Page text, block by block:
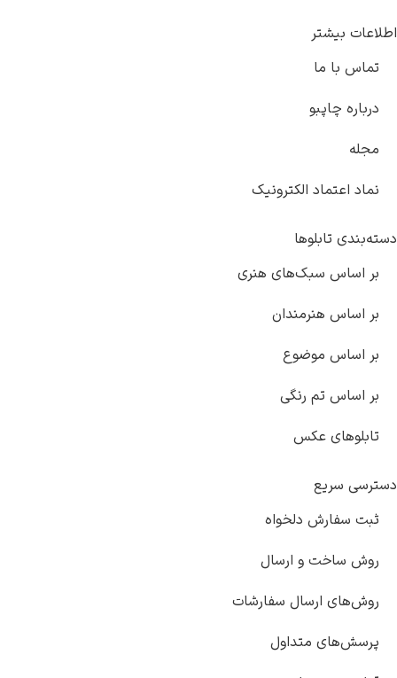
بیشتر
تماس با ما
درباره چاپبو
مجله
نماد اعتماد الکترونیک
تابلوها
بر اساس سبک‌های هنری
بر اساس هنرمندان
بر اساس موضوع
بر اساس تم رنگی
تابلوهای عکس
سریع
ثبت سفارش دلخواه
روش ساخت و ارسال
روش‌های ارسال سفارشات
پرسش‌های متداول